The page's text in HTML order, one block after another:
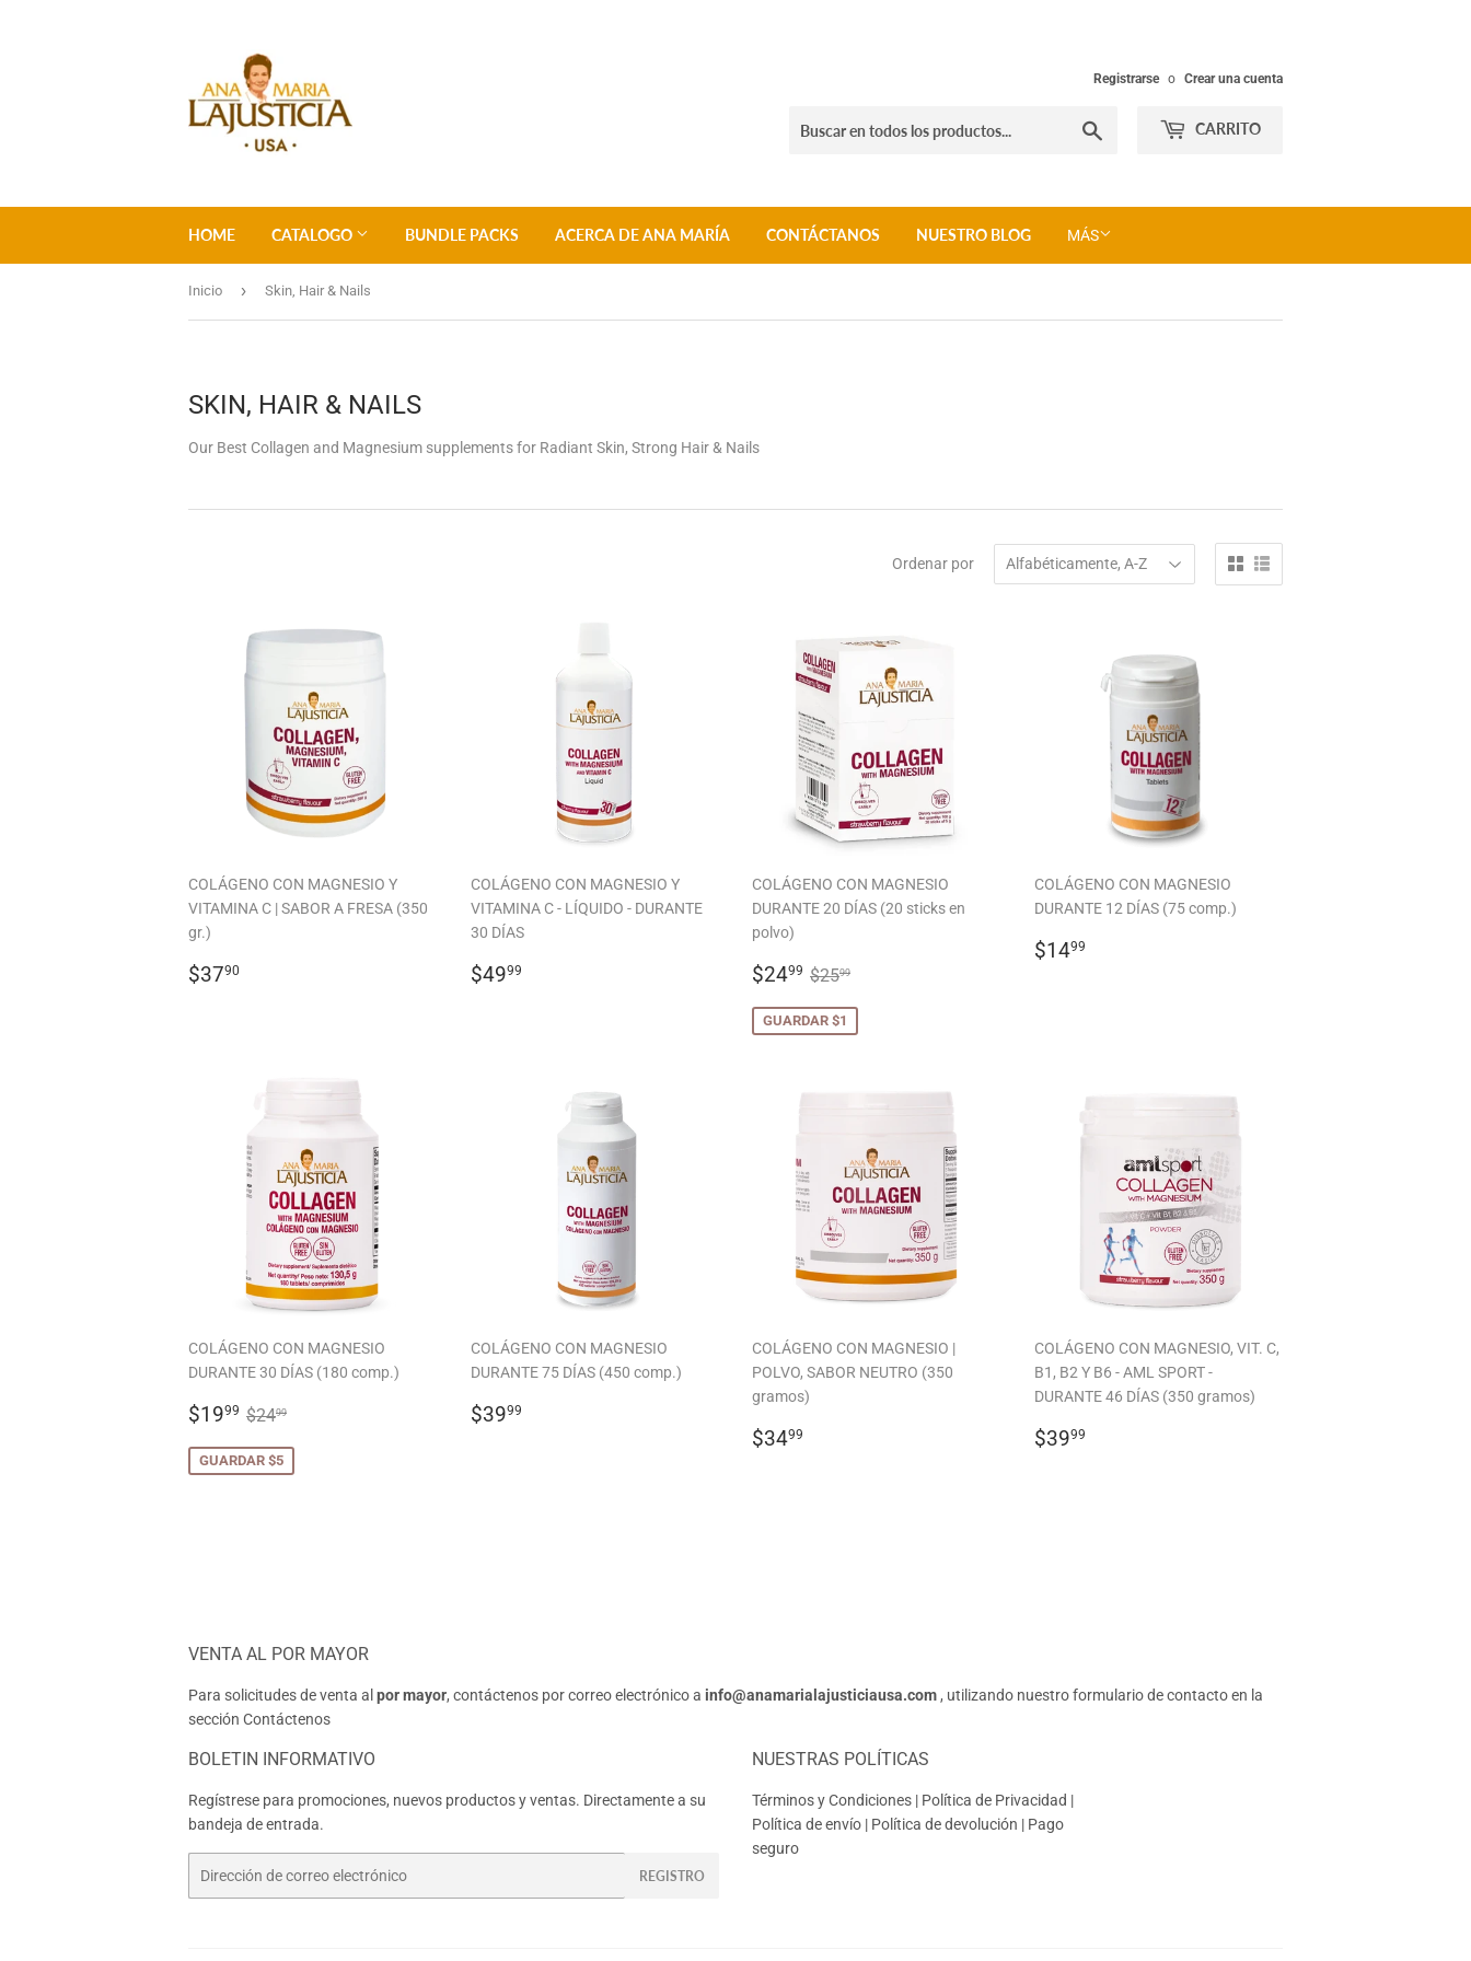
Registrarse o Crear una cuenta
CARRITO
HOME CATALOGO BUNDLE PACKS ACERCA DE ANA MARÍA CONTÁCTANOS NUESTRO BLOG MÁS
Inicio › Skin, Hair & Nails
SKIN, HAIR & NAILS
Our Best Collagen and Magnesium supplements for Radiant Skin, Strong Hair & Nails
Ordenar por
COLÁGENO CON MAGNESIO Y
VITAMINA C | SABOR A FRESA (350
gr.)
PRECIO
$3790
COLÁGENO CON MAGNESIO Y
VITAMINA C - LÍQUIDO - DURANTE
30 DÍAS
PRECIO
$4999
COLÁGENO CON MAGNESIO
DURANTE 20 DÍAS (20 sticks en
polvo)
PRECIO
OFERTA
$2499 $24.99
PRECIO HABITUAL
$2599
GUARDAR $1
COLÁGENO CON MAGNESIO
DURANTE 12 DÍAS (75 comp.)
PRECIO
$1499
COLÁGENO CON MAGNESIO
DURANTE 30 DÍAS (180 comp.)
PRECIO
OFERTA
$1999 $19.99
PRECIO HABITUAL
$2499
GUARDAR $5
COLÁGENO CON MAGNESIO
DURANTE 75 DÍAS (450 comp.)
PRECIO
$3999
COLÁGENO CON MAGNESIO |
POLVO, SABOR NEUTRO (350
gramos)
PRECIO
$3499
COLÁGENO CON MAGNESIO, VIT. C,
B1, B2 Y B6 - AML SPORT -
DURANTE 46 DÍAS (350 gramos)
PRECIO
$3999
VENTA AL POR MAYOR
Para solicitudes de venta al por mayor, contáctenos por correo electrónico a info@anamarialajusticiausa.com , utilizando nuestro formulario de contacto en la
sección Contáctenos
BOLETIN INFORMATIVO
Regístrese para promociones, nuevos productos y ventas. Directamente a su
bandeja de entrada.
REGISTRO
NUESTRAS POLÍTICAS
Términos y Condiciones | Política de Privacidad |
Política de envío | Política de devolución | Pago
seguro